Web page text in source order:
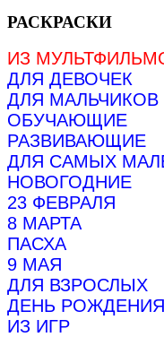
РАСКРАСКИ
ИЗ
ДЛЯ ДЕВОЧЕК
ДЛЯ МАЛЬЧИКОВ
ОБУЧАЮЩИЕ
РАЗВИВАЮЩИЕ
ДЛЯ САМЫХ
НОВОГОДНИЕ
23 ФЕВРАЛЯ
8 МАРТА
ПАСХА
9 МАЯ
ДЛЯ ВЗРОСЛЫХ
ДЕНЬ РОЖДЕНИЯ
ИЗ ИГР